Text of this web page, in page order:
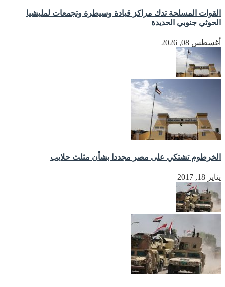
القوات المسلحة تدك مراكز قيادة وسيطرة وتجمعات لمليشيا
الحوثي جنوبي الحديدة
أغسطس 08, 2026
الخرطوم تشتكي على مصر مجددا بشأن مثلث حلايب
يناير 18, 2017